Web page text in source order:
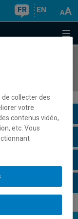
FR EN
collecter des
votre
contenus vidéo,
etc. Vous